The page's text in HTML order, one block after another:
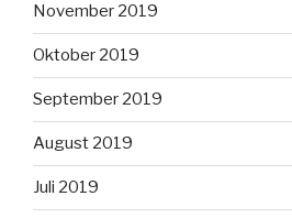
November 2019
Oktober 2019
September 2019
August 2019
Juli 2019